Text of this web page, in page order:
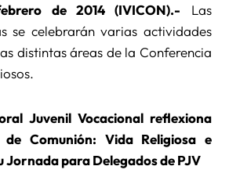
de 2014 (IVICON).- Las
se celebrarán varias actividades
distintas áreas de la Conferencia
Juvenil Vocacional reflexiona
de Comunión: Vida Religiosa e
Jornada para Delegados de PJV